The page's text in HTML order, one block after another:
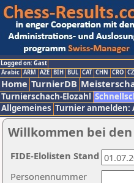
Logged on: Gast
Arabic ARM AZE BIH BUL CAT CHN CRO
Home TurnierDB
Turnierschach-Elozahl
Allgemeines Turnier anmelden:
Willkommen bei den
Personennummer
FIDE-Elolisten Stand